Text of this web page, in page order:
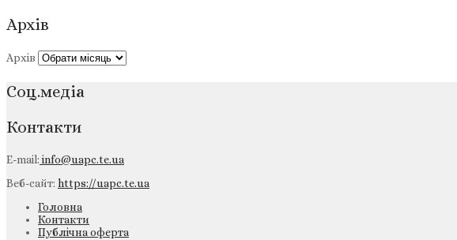
Архів
Архів
Соц.медіа
Контакти
E-mail:info@uapc.te.ua
Веб-сайт: https://uapc.te.ua
Головна
Контакти
Публічна оферта